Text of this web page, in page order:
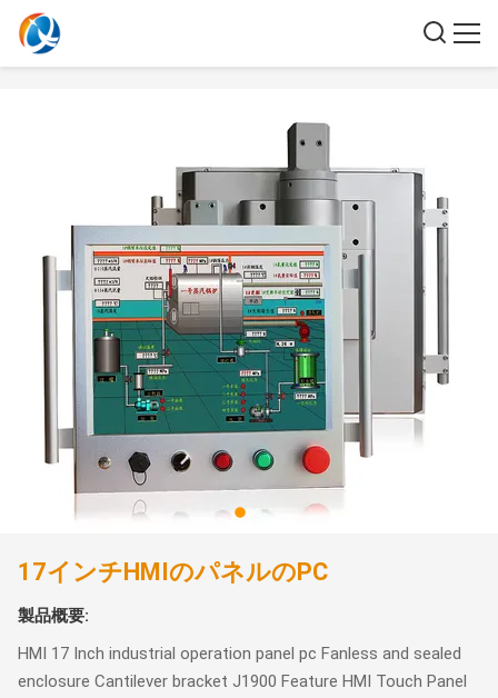
17インチHMIのパネルのPC
製品概要:
HMI 17 Inch industrial operation panel pc Fanless and sealed
enclosure Cantilever bracket J1900 Feature HMI Touch Panel